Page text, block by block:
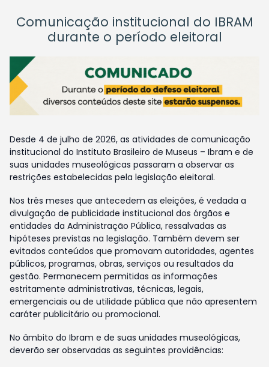
Comunicação institucional do IBRAM
durante o período eleitoral
Desde 4 de julho de 2026, as atividades de comunicação
institucional do Instituto Brasileiro de Museus – Ibram e de
suas unidades museológicas passaram a observar as
restrições estabelecidas pela legislação eleitoral.
Nos três meses que antecedem as eleições, é vedada a
divulgação de publicidade institucional dos órgãos e
entidades da Administração Pública, ressalvadas as
hipóteses previstas na legislação. Também devem ser
evitados conteúdos que promovam autoridades, agentes
públicos, programas, obras, serviços ou resultados da
gestão. Permanecem permitidas as informações
estritamente administrativas, técnicas, legais,
emergenciais ou de utilidade pública que não apresentem
caráter publicitário ou promocional.
No âmbito do Ibram e de suas unidades museológicas,
deverão ser observadas as seguintes providências: